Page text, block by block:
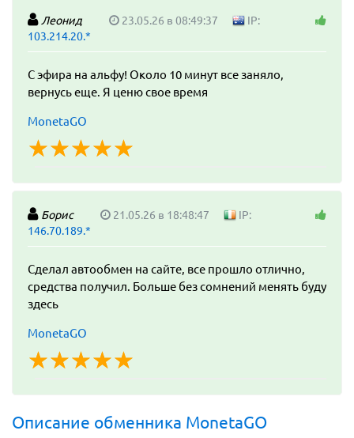
Леонид 23.05.26 в 08:49:37
IP:
103.214.20.*
С эфира на альфу! Около 10 минут все заняло,
вернусь еще. Я ценю свое время
MonetaGO
☆☆☆☆☆
★★★★★
Борис 21.05.26 в 18:48:47
IP:
146.70.189.*
Сделал автообмен на сайте, все прошло отлично,
средства получил. Больше без сомнений менять буду
здесь
MonetaGO
☆☆☆☆☆
★★★★★
Описание обменника MonetaGO